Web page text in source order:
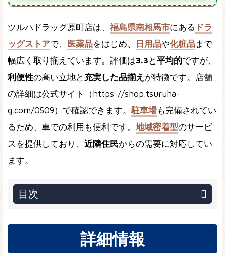
ツルハドラッグ原町店は、 福島県南相馬市にある ドラ
ッグストアで、 医薬品をはじめ、 日用品や化粧品まで
幅広く取り揃えています。評価は3.3 と平均的ですが、
利便性の高い立地と 充実した品揃え が特徴です。店舗
の詳細は公式サイト（https://shop.tsuruha-
g.com/0509）で確認できます。駐車場も完備されてい
るため、車での利用も便利です。 地域密着型のサービ
スを提供しており、 近隣住民からの需要に対応してい
ます。
目次
詳細情報